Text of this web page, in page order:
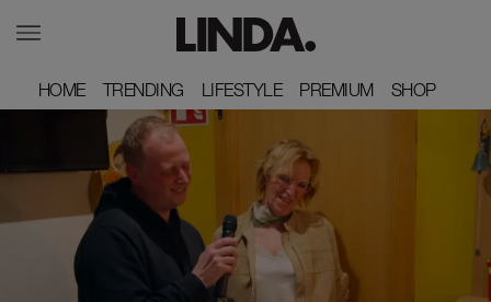
HOME
HOME TRENDING
TRENDING LIFESTYLE
LIFESTYLE PREMIUM
PREMIUM SHOP
SHOP